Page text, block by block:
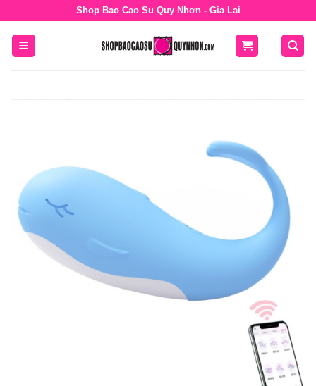
dung
Shop Bao Cao Su Quy Nhơn - Gia Lai